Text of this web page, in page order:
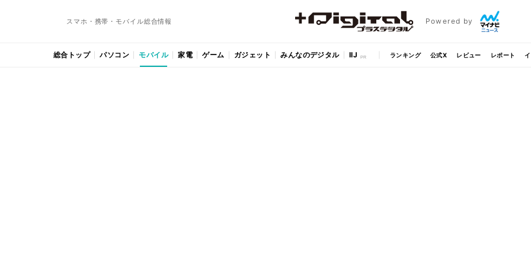
スマホ・携帯・モバイル総合情報 Powered by
総合トップ パソコン モバイル 家電 ゲーム ガジェット みんなのデジタル IIJ ランキング 公式X レビュー レポート